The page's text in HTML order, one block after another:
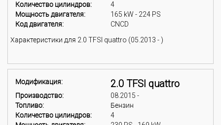
Количество цилиндров:
4
Мощность двигателя:
165 kW - 224 PS
Код двигателя:
CNCD
Характеристики для 2.0 TFSI quattro (05.2013 - )
Модификация: 2.0 TFSI quattro
Производство:
08.2015 -
Топливо:
Бензин
Количество цилиндров:
4